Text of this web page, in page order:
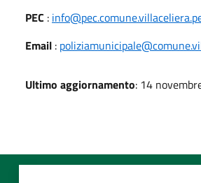
PEC :
Email :
Ultimo aggiornamento: 14